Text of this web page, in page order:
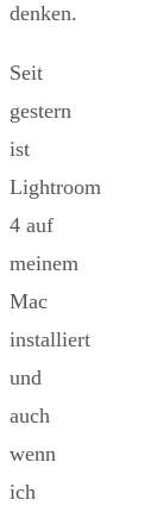
denken.
Seit
gestern
ist
Lightroom
4 auf
meinem
Mac
installiert
und
auch
wenn
ich